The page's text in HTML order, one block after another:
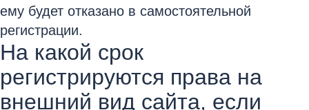
ему будет отказано в самостоятельной
регистрации.
На какой срок
регистрируются права на
внешний вид сайта, если